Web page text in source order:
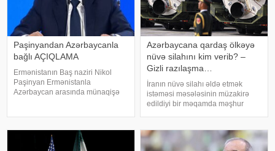
Paşinyandan Azərbaycanla
bağlı AÇIQLAMA
Ermənistanın Baş naziri Nikol
Paşinyan Ermənistanla
Azərbaycan arasında münaqişə
avqustun 8-də Vaşinqtonda
Azərbaycana qardaş ölkəyə
nüvə silahını kim verib? –
Gizli razılaşma…
İranın nüvə silahı əldə etmək
istəməsi məsələsinin müzakirə
edildiyi bir məqamda məşhur
mərhum kralı Faysal ibn
Əbdüləziz Əl Səud Pakistanın